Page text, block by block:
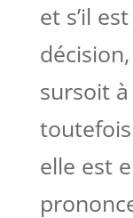
et s’il
sursoit
elle est